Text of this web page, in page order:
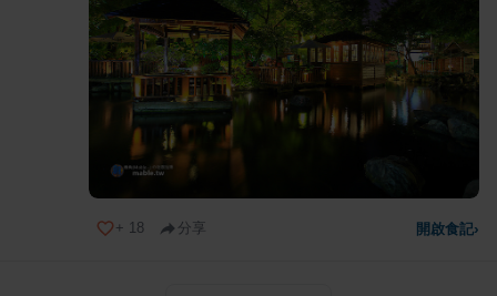
+ 18 分享 開啟食記›